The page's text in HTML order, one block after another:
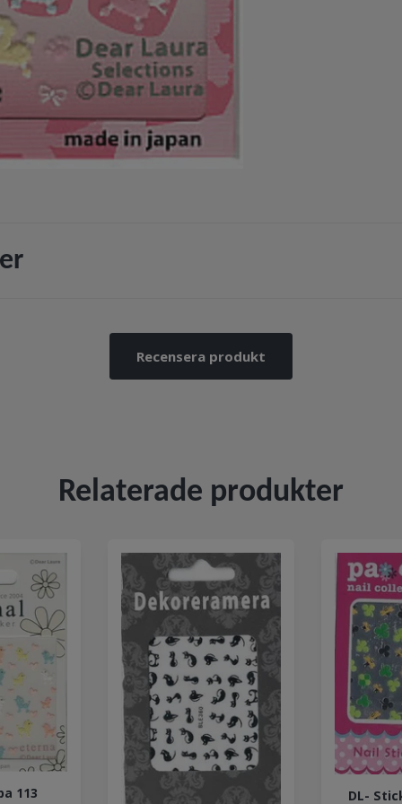
Recensera produkt
Relaterade produkter
113
DL-